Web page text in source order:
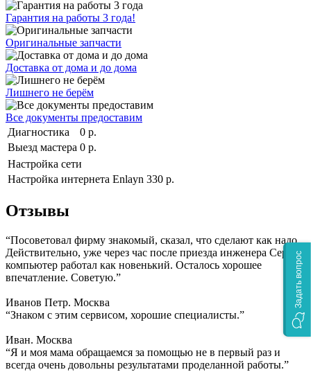
Гарантия на работы 3 года!
Оригинальные запчасти
Доставка от дома и до дома
Лишнего не берём
Все документы предоставим
Диагностика
0 р.
Выезд мастера 0 р.
Настройка сети
Настройка интернета Enlayn 330 р.
Отзывы
“Посоветовал фирму знакомый, сказал, что сделают как надо.
Действительно, уже через час после приезда инженера Сергея
компьютер работал как новенький. Осталось хорошее
впечатление. Советую.”
Иванов Петр. Москва
“Знаком с этим сервисом, хорошие специалисты.”
Иван. Москва
“Я и моя мама обращаемся за помощью не в первый раз и
всегда очень довольны результатами проделанной работы.”
Задать вопрос